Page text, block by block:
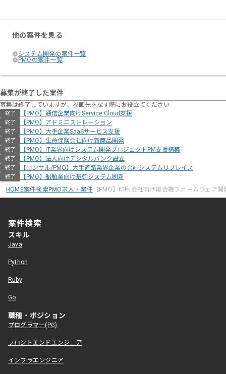
他の案件を見る
システム開発の案件一覧
PMOの案件一覧
募集が終了した案件
募集は終了していますが、参画先を探す際にお役立てください
終了 【PMO】通信企業向けService Cloud支援
終了 【PMO】アドミニストレーション
終了 【PMO】大手企業SaaSサービス支援
終了 【PMO】生命保険会社向け新商品開発
終了 【PMO】IT業界向けシステム開発プロジェクトPM支援構築
終了 【PMO】法人向けデジタルバンク設立
終了 【コンサル/PMO】大手道路業界企業の会計システムリプレイス
終了
【PMO】船舶業向け基幹システム刷新
HOME案件検索PMO求人・案件【PMO】印刷会社向け複合機ファームウェア開
案件検索
スキル
Java
Python
Ruby
Go
職種・ポジション
プログラマー(PG)
フロントエンドエンジニア
インフラエンジニア